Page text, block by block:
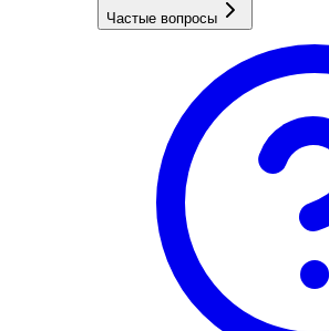
Частые вопросы